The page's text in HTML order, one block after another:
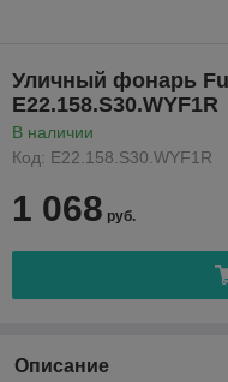
Уличный фонарь
E22.158.S30.WYF1R
В наличии
Код: E22.158.S30.WYF1R
1 068 руб.
Описание